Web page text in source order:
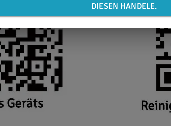
DIESEN HANDELE.